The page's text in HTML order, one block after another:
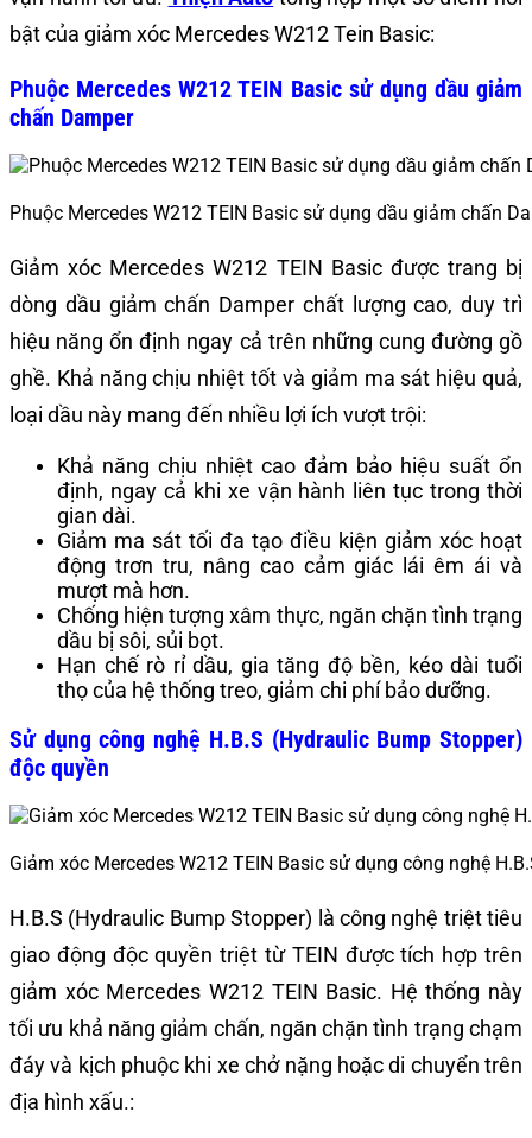
bật của giảm xóc Mercedes W212 Tein Basic:
Phuộc Mercedes W212 TEIN Basic sử dụng dầu giảm
chấn Damper
Phuộc Mercedes W212 TEIN Basic sử dụng dầu giảm chấn
Giảm xóc Mercedes W212 TEIN Basic được trang bị
dòng dầu giảm chấn Damper chất lượng cao, duy trì
hiệu năng ổn định ngay cả trên những cung đường gồ
ghề. Khả năng chịu nhiệt tốt và giảm ma sát hiệu quả,
loại dầu này mang đến nhiều lợi ích vượt trội:
Khả năng chịu nhiệt cao đảm bảo hiệu suất ổn
định, ngay cả khi xe vận hành liên tục trong thời
gian dài.
Giảm ma sát tối đa tạo điều kiện giảm xóc hoạt
động trơn tru, nâng cao cảm giác lái êm ái và
mượt mà hơn.
Chống hiện tượng xâm thực, ngăn chặn tình trạng
dầu bị sôi, sủi bọt.
Hạn chế rò rỉ dầu, gia tăng độ bền, kéo dài tuổi
thọ của hệ thống treo, giảm chi phí bảo dưỡng.
Sử dụng công nghệ H.B.S (Hydraulic Bump Stopper)
độc quyền
Giảm xóc Mercedes W212 TEIN Basic sử dụng công nghệ
H.B.S (Hydraulic Bump Stopper) là công nghệ triệt tiêu
giao động độc quyền triệt từ TEIN được tích hợp trên
giảm xóc Mercedes W212 TEIN Basic. Hệ thống này
tối ưu khả năng giảm chấn, ngăn chặn tình trạng chạm
đáy và kịch phuộc khi xe chở nặng hoặc di chuyển trên
địa hình xấu.: